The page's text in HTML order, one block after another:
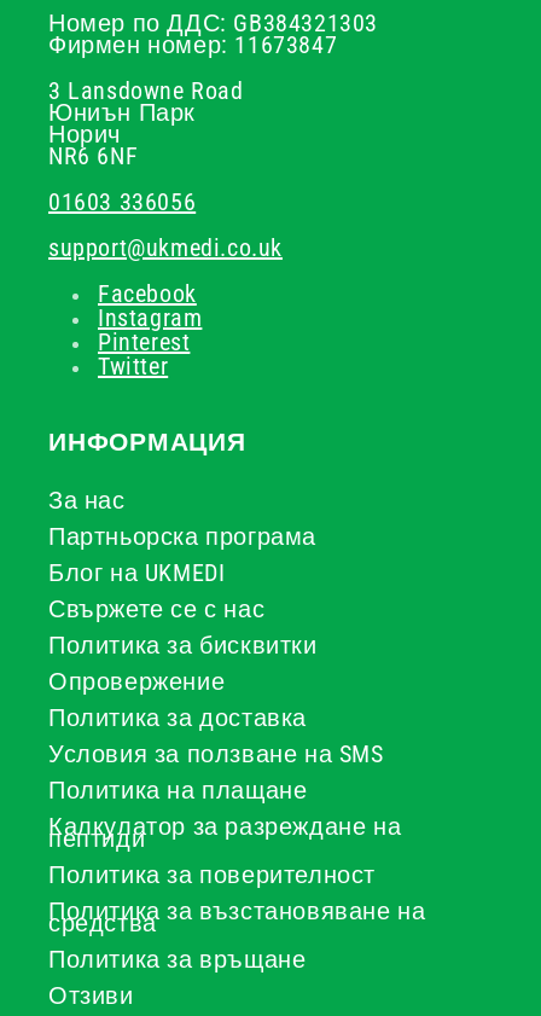
Номер по ДДС: GB384321303
Фирмен номер: 11673847
3 Lansdowne Road
Юниън Парк
Норич
NR6 6NF
01603 336056
support@ukmedi.co.uk
Facebook
Instagram
Pinterest
Twitter
ИНФОРМАЦИЯ
За нас
Партньорска програма
Блог на UKMEDI
Свържете се с нас
Политика за бисквитки
Опровержение
Политика за доставка
Условия за ползване на SMS
Политика на плащане
Калкулатор за разреждане на
пептиди
Политика за поверителност
Политика за възстановяване на
средства
Политика за връщане
Отзиви